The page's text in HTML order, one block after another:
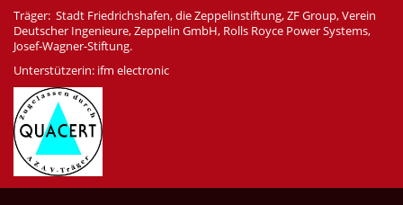
Träger: Stadt Friedrichshafen, die Zeppelinstiftung, ZF Group, Verein
Deutscher Ingenieure, Zeppelin GmbH, Rolls Royce Power Systems,
Josef-Wagner-Stiftung.
Unterstützerin: ifm electronic